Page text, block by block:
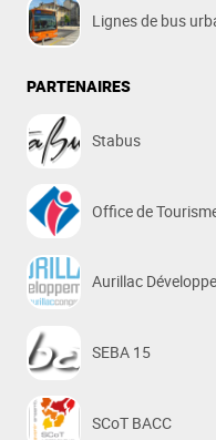
Lignes de bus
PARTENAIRES
Stabus
Office de
Aurillac
SEBA 15
SCoT BACC